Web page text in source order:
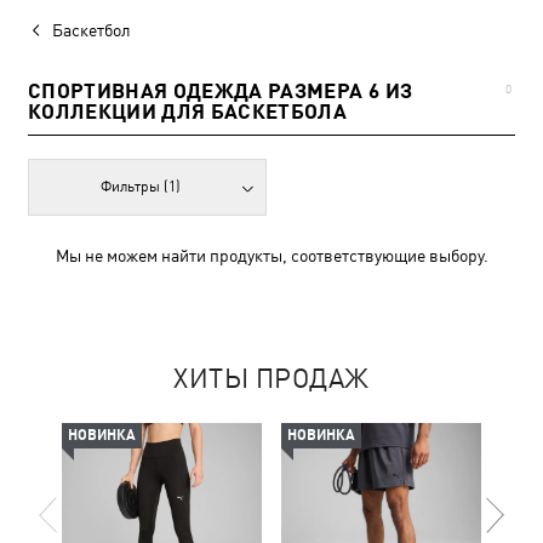
Баскетбол
СПОРТИВНАЯ ОДЕЖДА РАЗМЕРА 6 ИЗ
КОЛЛЕКЦИИ ДЛЯ БАСКЕТБОЛА
0
Фильтры (1)
Мы не можем найти продукты, соответствующие выбору.
ХИТЫ ПРОДАЖ
НОВИНКА НОВИНКА